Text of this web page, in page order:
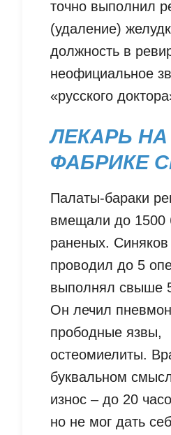
точно выполнил
(удаление)
должность в
неофициальное
«русского
ЛЕКАРЬ НА
ФАБРИКЕ
Палаты-бараки
вмещали до 1500
раненых.
проводил до 5
выполнял свыше
Он лечил
прободные язвы,
остеомиелиты.
буквальном
износ – до 20
но не мог дать